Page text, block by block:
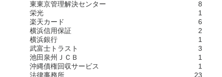
東東京管理解決センター
8
栄光
1
楽天カード
6
横浜信用保証
2
横浜銀行
1
武富士トラスト
3
池田泉州ＪＣＢ
1
沖縄債権回収サービス
1
法律事務所
23